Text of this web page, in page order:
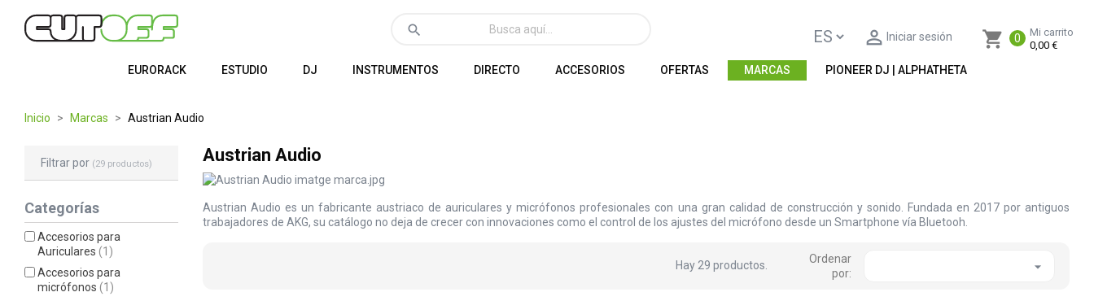
shopping_cart 0
Mi carrito
0,00 €
 Iniciar sesión
search
EURORACK ESTUDIO DJ INSTRUMENTOS DIRECTO ACCESORIOS OFERTAS MARCAS PIONEER DJ | ALPHATHETA
Inicio Marcas Austrian Audio
Filtrar por (29 productos)
Categorías
Accesorios para
Auriculares(1)
Accesorios para
micrófonos(1)
Austrian Audio
Austrian Audio es un fabricante austriaco de auriculares y micrófonos profesionales con una gran calidad de construcción y sonido. Fundada en 2017 por antiguos
trabajadores de AKG, su catálogo no deja de crecer con innovaciones como el control de los ajustes del micrófono desde un Smartphone vía Bluetooh.
Hay 29 productos.
Ordenar
por:
